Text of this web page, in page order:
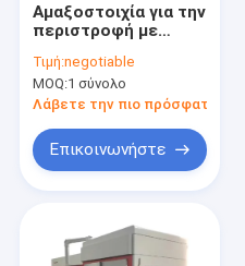
Αμαξοστοιχία για την
περιστροφή με
αυτοματοποιημένη
μηχανή για την
περιστροφή του
πιστοποιημένη ISO
Τιμή:negotiable
MOQ:1 σύνολο
Λάβετε την πιο πρόσφατη τιμή
Επικοινωνήστε